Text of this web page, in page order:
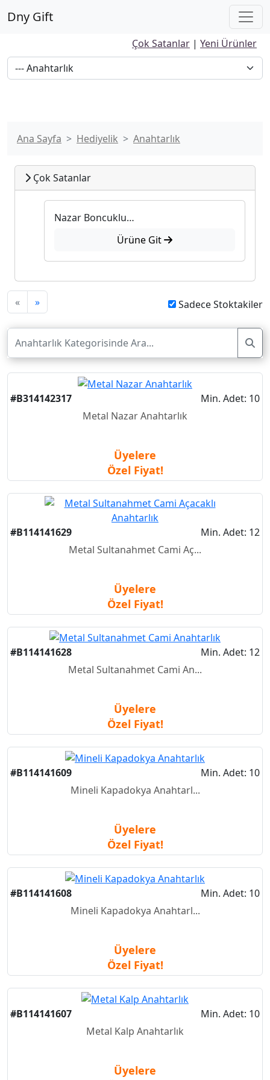
Dny Gift
Çok Satanlar | Yeni Ürünler
Ana Sayfa Hediyelik Anahtarlık
Çok Satanlar
Nazar Boncuklu Anahtarlık
Ürüne Git
« » Sadece Stoktakiler
#B314142317
Min. Adet: 10
Metal Nazar Anahtarlık
Üyelere
Özel Fiyat!
#B114141629
Min. Adet: 12
Metal Sultanahmet Cami Aç...
Üyelere
Özel Fiyat!
#B114141628
Min. Adet: 12
Metal Sultanahmet Cami An...
Üyelere
Özel Fiyat!
#B114141609
Min. Adet: 10
Mineli Kapadokya Anahtarl...
Üyelere
Özel Fiyat!
#B114141608
Min. Adet: 10
Mineli Kapadokya Anahtarl...
Üyelere
Özel Fiyat!
#B114141607
Min. Adet: 10
Metal Kalp Anahtarlık
Üyelere